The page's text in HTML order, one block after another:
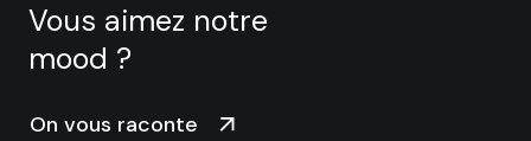
Vous aimez notre
mood ?
On vous raconte